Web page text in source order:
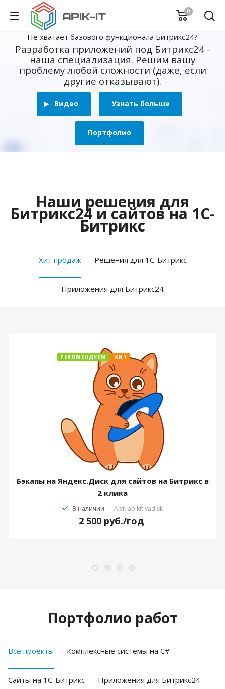
0
Не хватает базового функционала Битрикс24?
Разработка приложений под Битрикс24 -
наша специализация. Решим вашу
проблему любой сложности (даже, если
другие отказывают).
Видео Узнать больше
Портфолио
Наши решения для
Битрикс24 и сайтов на 1С-
Битрикс
Хит продаж Решения для 1С-Битрикс
Приложения для Битрикс24
РЕКОМЕНДУЕМ ХИТ
Бэкапы на Яндекс.Диск для сайтов на Битрикс в
2 клика
В наличии Арт. apikit.yadisk
2 500 руб./год
Портфолио работ
Все проекты Комплексные системы на C#
Cайты на 1С-Битрикс Приложения для Битрикс24